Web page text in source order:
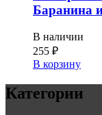
Баранина
В наличии
255 ₽
В корзину
Категории